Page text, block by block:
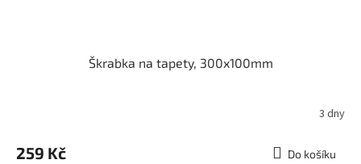
Škrabka na tapety, 300x100mm
3 dny
259 Kč Do košíku